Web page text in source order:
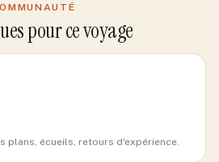
pour ce voyage
plans, écueils, retours d'expérience.